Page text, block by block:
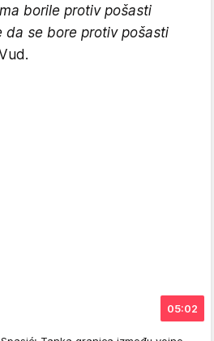
borile protiv pošasti
da se bore protiv pošasti
05:02